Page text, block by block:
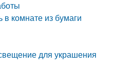
в комнате из бумаги
для украшения